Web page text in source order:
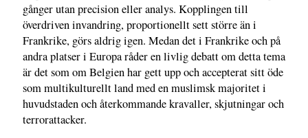
gånger utan precision eller analys. Kopplingen till
överdriven invandring, proportionellt sett större än i
Frankrike, görs aldrig igen. Medan det i Frankrike och på
andra platser i Europa råder en livlig debatt om detta tema
är det som om Belgien har gett upp och accepterat sitt öde
som multikulturellt land med en muslimsk majoritet i
huvudstaden och återkommande kravaller, skjutningar och
terrorattacker.